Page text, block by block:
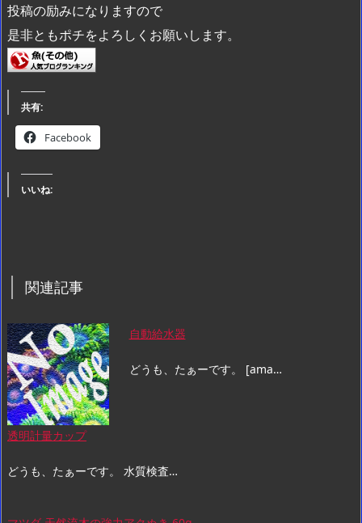
投稿の励みになりますので
是非ともポチをよろしくお願いします。
共有:
Facebook
いいね:
関連記事
自動給水器
どうも、たぁーです。 [ama…
透明計量カップ
どうも、たぁーです。 水質検査…